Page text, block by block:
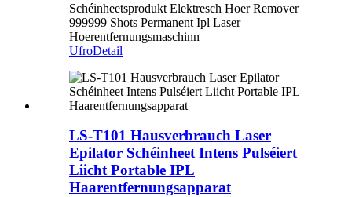
Schéinheetsprodukt Elektresch Hoer Remover
999999 Shots Permanent Ipl Laser
Hoerentfernungsmaschinn
UfroDetail
LS-T101 Hausverbrauch Laser
Epilator Schéinheet Intens Pulséiert
Liicht Portable IPL
Haarentfernungsapparat